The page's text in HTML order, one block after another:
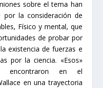
sobre el tema han
por la consideración de
Físico y mental, que
de probar por
existencia de fuerzas e
por la ciencia. «Esos»
encontraron en el
en una trayectoria